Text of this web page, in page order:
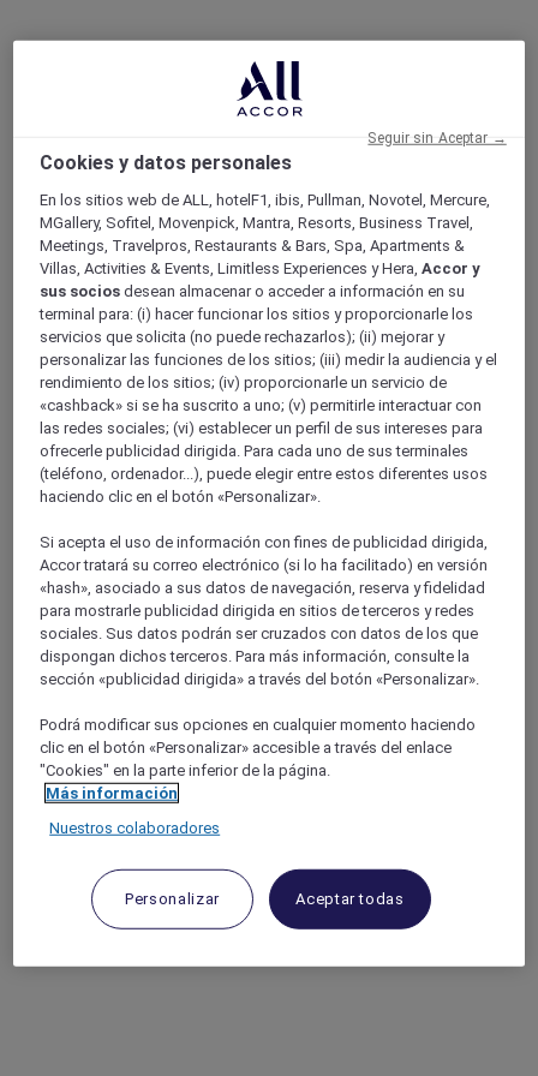
Cookies y datos personales
En los sitios web de ALL, hotelF1, ibis, Pullman, Novotel, Mercure,
MGallery, Sofitel, Movenpick, Mantra, Resorts, Business Travel,
Meetings, Travelpros, Restaurants & Bars, Spa, Apartments &
Villas, Activities & Events, Limitless Experiences y Hera,Accor y
sus socios desean almacenar o acceder a información en su
terminal para: (i) hacer funcionar los sitios y proporcionarle los
servicios que solicita (no puede rechazarlos); (ii) mejorar y
personalizar las funciones de los sitios; (iii) medir la audiencia y el
rendimiento de los sitios; (iv) proporcionarle un servicio de
«cashback» si se ha suscrito a uno; (v) permitirle interactuar con
las redes sociales; (vi) establecer un perfil de sus intereses para
ofrecerle publicidad dirigida. Para cada uno de sus terminales
(teléfono, ordenador...), puede elegir entre estos diferentes usos
haciendo clic en el botón «Personalizar».
Si acepta el uso de información con fines de publicidad dirigida,
Accor tratará su correo electrónico (si lo ha facilitado) en versión
«hash», asociado a sus datos de navegación, reserva y fidelidad
para mostrarle publicidad dirigida en sitios de terceros y redes
sociales. Sus datos podrán ser cruzados con datos de los que
dispongan dichos terceros. Para más información, consulte la
sección «publicidad dirigida» a través del botón «Personalizar».
Podrá modificar sus opciones en cualquier momento haciendo
clic en el botón «Personalizar» accesible a través del enlace
"Cookies" en la parte inferior de la página.
Más información
Nuestros colaboradores
Personalizar Aceptar todas
Seguir sin Aceptar →